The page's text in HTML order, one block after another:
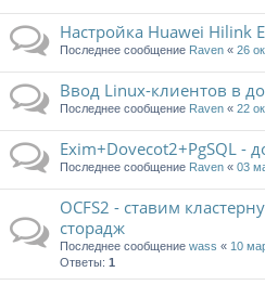
Настройка Huawei Hilink
Последнее сообщение Raven « 26
Ввод Linux-клиентов в
Последнее сообщение Raven « 22
Exim+Dovecot2+PgSQL -
Последнее сообщение Raven « 03
OCFS2 - ставим
сторадж
Последнее сообщение wass « 10
Ответы: 1